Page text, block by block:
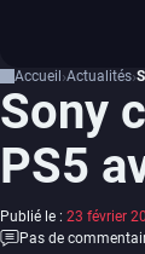
Accueil Actualités
Sony
PS5
Publié le : 23 février
Pas de